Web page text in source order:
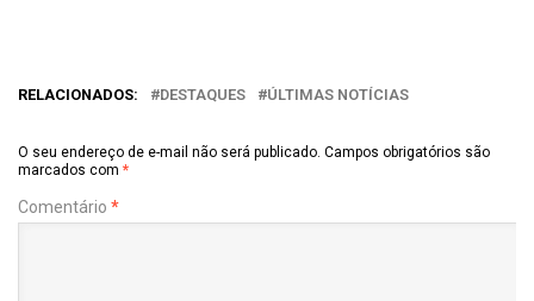
RELACIONADOS: DESTAQUES ÚLTIMAS NOTÍCIAS
O seu endereço de e-mail não será publicado. Campos obrigatórios são
marcados com *
Comentário *